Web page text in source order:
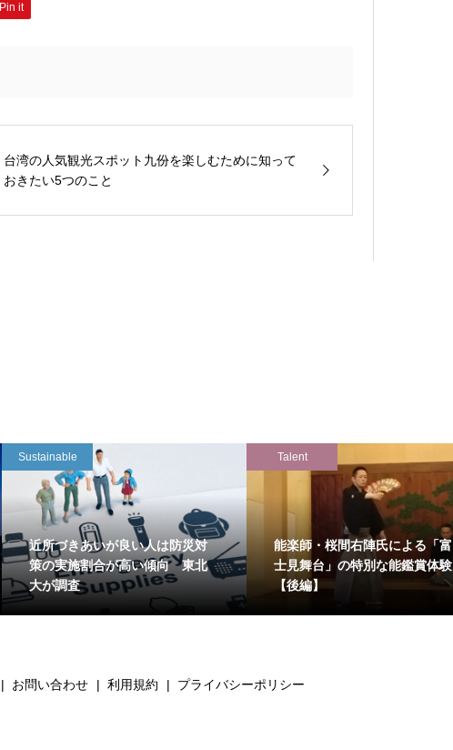
Pin it
台湾の人気観光スポット九份を楽しむために知って
おきたい5つのこと
Sustainable
近所づきあいが良い人は防災対
策の実施割合が高い傾向 東北
大が調査
Talent
能楽師・桜間右陣氏による「富
士見舞台」の特別な能鑑賞体験
【後編】
お問い合わせ 利用規約 プライバシーポリシー